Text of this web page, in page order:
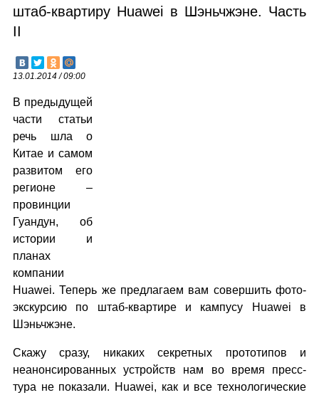
Новинки
штаб-квартиру Huawei в Шэньчжэне. Часть
II
13.01.2014 / 09:00
В предыдущей
части статьи
речь шла о
Китае и самом
развитом его
регионе –
провинции
Гуандун, об
истории и
планах
компании
Huawei. Теперь же предлагаем вам совершить фото-
экскурсию по штаб-квартире и кампусу Huawei в
Шэньчжэне.
Скажу сразу, никаких секретных прототипов и
неанонсированных устройств нам во время пресс-
тура не показали. Huawei, как и все технологические